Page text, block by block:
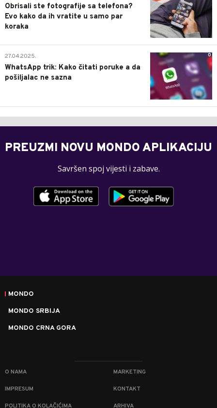
Obrisali ste fotografije sa telefona?
Evo kako da ih vratite u samo par
koraka
0
27.04.2025.
WhatsApp trik: Kako čitati poruke a da
pošiljalac ne sazna
PREUZMI NOVU MONDO APLIKACIJU
Savršen spoj vijesti i zabave.
MONDO
MONDO SRBIJA
MONDO CRNA GORA
O NAMA MARKETING
IMPRESUM KONTAKT
POLITIKA O KOLAČIĆIMA ARHIVA